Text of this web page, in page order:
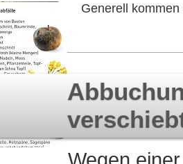
Generell